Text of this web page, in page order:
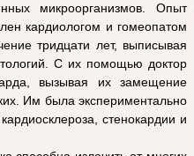
микроорганизмов. Опыт
кардиологом и гомеопатом
тридцати лет, выписывая
С их помощью доктор
вызывая их замещение
Им была экспериментально
стенокардии и